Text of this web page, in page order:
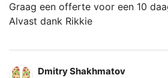
Graag een offerte voor een 10
Alvast dank Rikkie
Dmitry Shakhmatov